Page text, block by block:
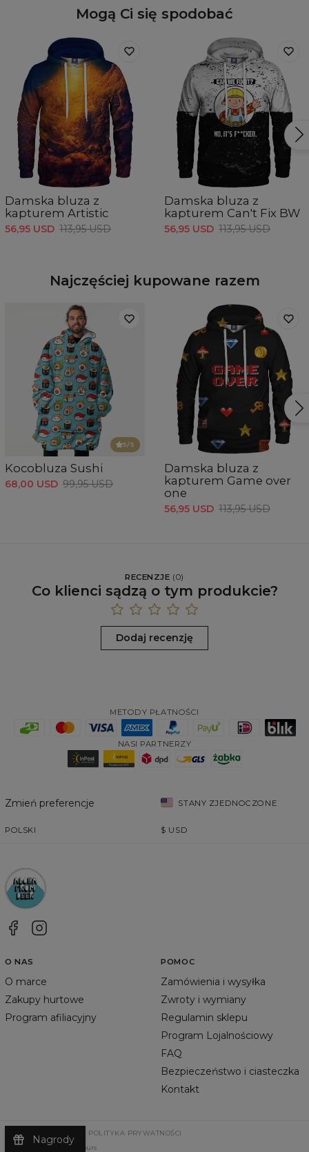
Mogą Ci się spodobać
Damska bluza z
kapturem Artistic
56,95 USD 113,95 USD
Damska bluza z
kapturem Can't Fix BW
56,95 USD 113,95 USD
Najczęściej kupowane razem
5/5
Kocobluza Sushi
68,00 USD 99,95 USD
Damska bluza z
kapturem Game over
one
56,95 USD 113,95 USD
RECENZJE (0)
Co klienci sądzą o tym produkcie?
Dodaj recenzję
METODY PŁATNOŚCI
NASI PARTNERZY
Zmień preferencje STANY ZJEDNOCZONE
POLSKI $ USD
O NAS
O marce
Zakupy hurtowe
Program afiliacyjny
POMOC
Zamówienia i wysyłka
Zwroty i wymiany
Regulamin sklepu
Program Lojalnościowy
FAQ
Bezpieczeństwo i ciasteczka
Kontakt
REGULAMIN SKLEPU
POLITYKA PRYWATNOŚCI
2026 Change Into Colours
Nagrody